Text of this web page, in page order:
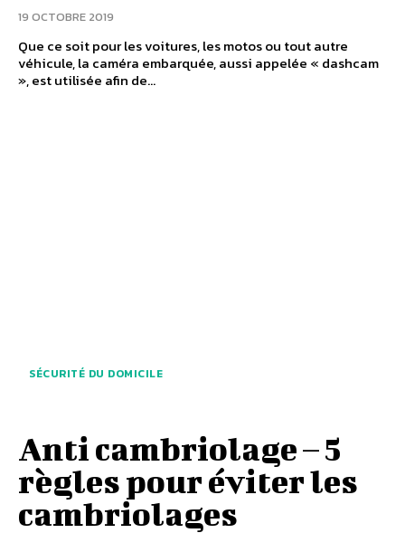
19 OCTOBRE 2019
Que ce soit pour les voitures, les motos ou tout autre
véhicule, la caméra embarquée, aussi appelée « dashcam
», est utilisée afin de...
SÉCURITÉ DU DOMICILE
Anti cambriolage – 5
règles pour éviter les
cambriolages